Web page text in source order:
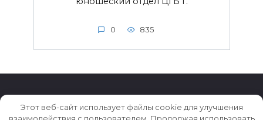
0 835
Этот веб-сайт использует файлы cookie для улучшения